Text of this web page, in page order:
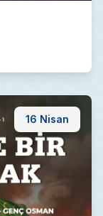
16 Nisan